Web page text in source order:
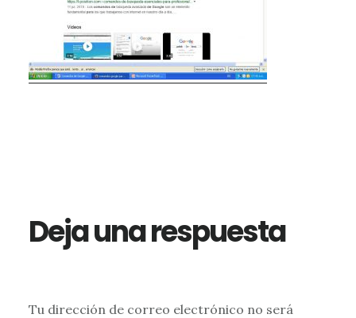
lectores
Deja una respuesta
Tu dirección de correo electrónico no será